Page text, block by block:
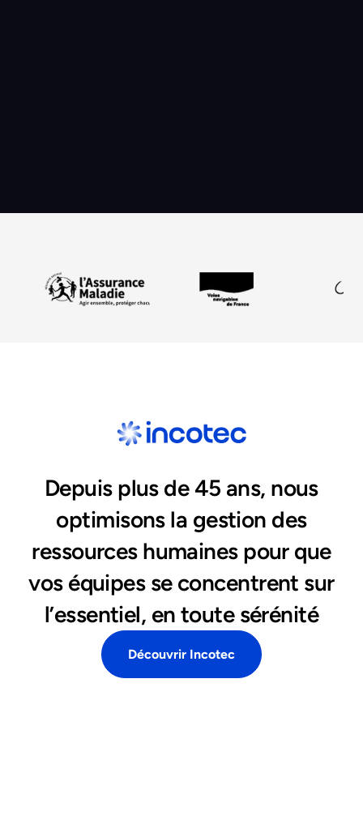
Depuis plus de 45 ans, nous
optimisons la gestion des
ressources humaines pour que
vos équipes se concentrent sur
l’essentiel, en toute sérénité
Découvrir Incotec